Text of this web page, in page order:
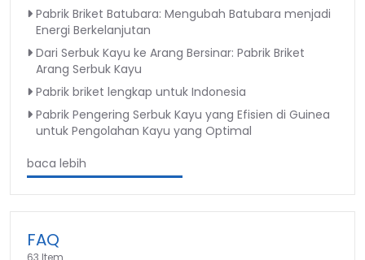
Pabrik Briket Batubara: Mengubah Batubara menjadi
Energi Berkelanjutan
Dari Serbuk Kayu ke Arang Bersinar: Pabrik Briket
Arang Serbuk Kayu
Pabrik briket lengkap untuk Indonesia
Pabrik Pengering Serbuk Kayu yang Efisien di Guinea
untuk Pengolahan Kayu yang Optimal
baca lebih
FAQ
63 Item